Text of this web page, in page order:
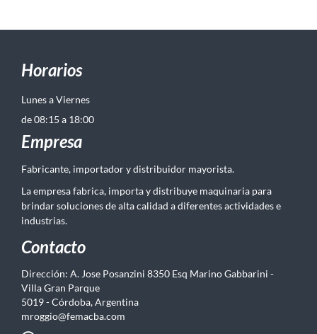
Horarios
Lunes a Viernes
de 08:15 a 18:00
Empresa
Fabricante, importador y distribuidor mayorista.
La empresa fabrica, importa y distribuye maquinaria para
brindar soluciones de alta calidad a diferentes actividades e
industrias.
Contacto
Dirección: A. Jose Posanzini 8350 Esq Marino Gabbarini -
Villa Gran Parque
5019 - Córdoba, Argentina
mroggio@femacba.com